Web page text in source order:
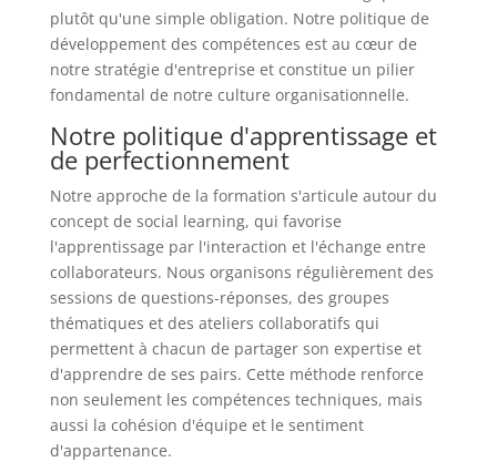
plutôt qu'une simple obligation. Notre politique de
développement des compétences est au cœur de
notre stratégie d'entreprise et constitue un pilier
fondamental de notre culture organisationnelle.
Notre politique d'apprentissage et
de perfectionnement
Notre approche de la formation s'articule autour du
concept de social learning, qui favorise
l'apprentissage par l'interaction et l'échange entre
collaborateurs. Nous organisons régulièrement des
sessions de questions-réponses, des groupes
thématiques et des ateliers collaboratifs qui
permettent à chacun de partager son expertise et
d'apprendre de ses pairs. Cette méthode renforce
non seulement les compétences techniques, mais
aussi la cohésion d'équipe et le sentiment
d'appartenance.